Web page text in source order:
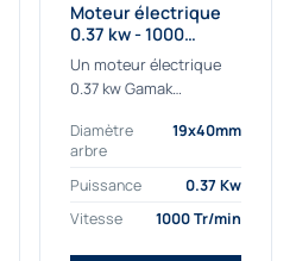
Moteur électrique
0.37 kw - 1000
Tr/min - 230/400V -
IE2
Un moteur électrique
0.37 kw Gamak
aux applications
industrielles.
Commander un moteur
Gamak c’est choisir un
produit de très haute
qualité....
Diamètre
arbre
19x40mm
Puissance
0.37 Kw
Vitesse
1000 Tr/min